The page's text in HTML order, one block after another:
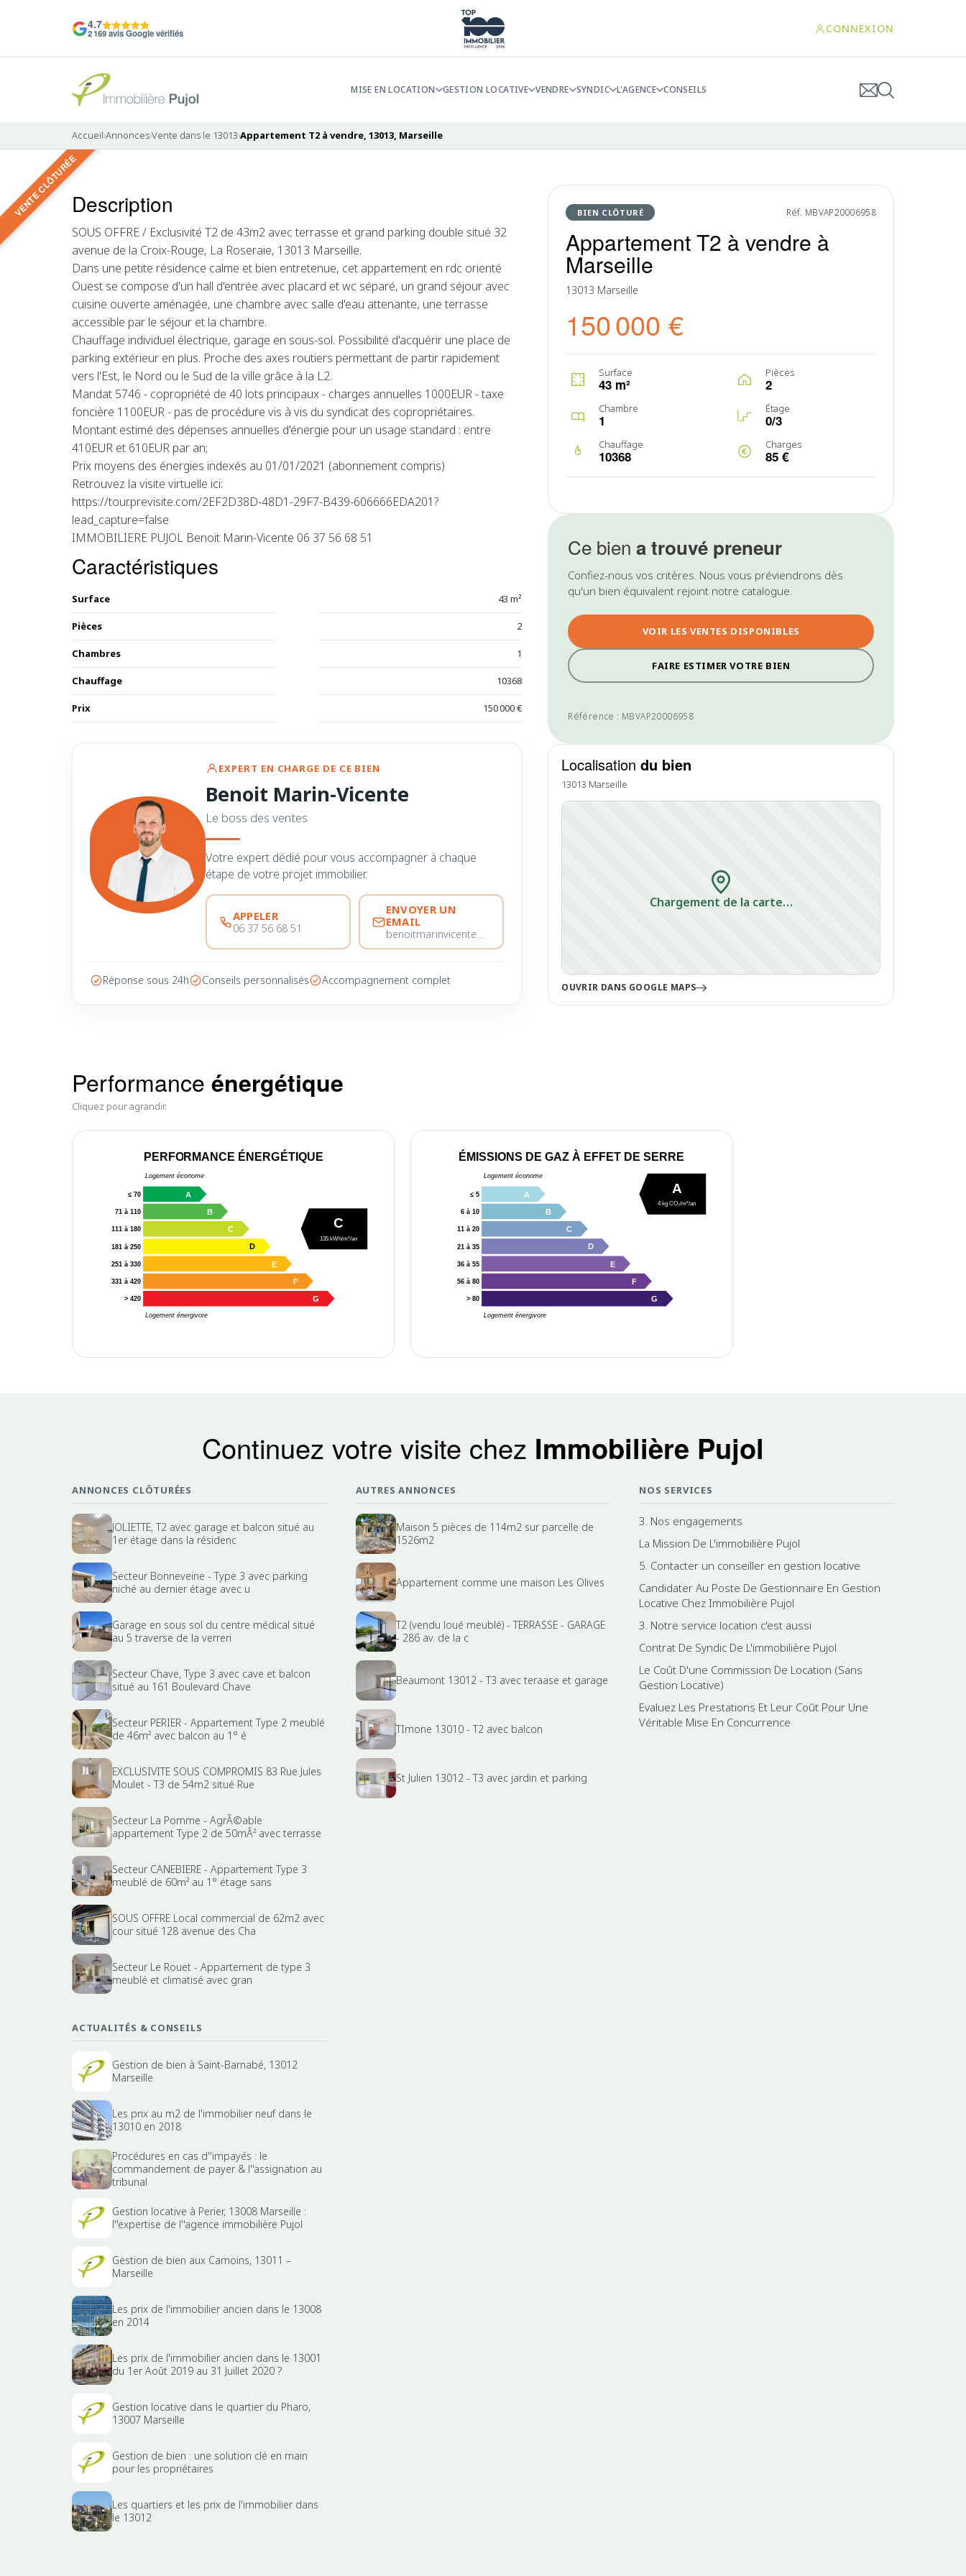
4.7
2 169 avis Google vérifiés CONNEXION
MISE EN LOCATION GESTION LOCATIVE VENDRE SYNDIC L'AGENCE CONSEILS
Accueil›Annonces›Vente dans le 13013›Appartement T2 à vendre, 13013, Marseille
VENTE CLÔTURÉE BIEN CLÔTURÉ Réf. MBVAP20006958
Appartement T2 à vendre à
Marseille
13013 Marseille
150 000 €
Surface
43 m²
Pièces
2
Chambre
1
Étage
0/3
Chauffage
10368
Charges
85 €
Ce biena trouvé preneur
Confiez-nous vos critères. Nous vous préviendrons dès
qu'un bien équivalent rejoint notre catalogue.
VOIR LES VENTES DISPONIBLES
FAIRE ESTIMER VOTRE BIEN
Référence : MBVAP20006958
Localisationdu bien
13013 Marseille
Chargement de la carte…
OUVRIR DANS GOOGLE MAPS
VENDU
Description
SOUS OFFRE / Exclusivité T2 de 43m2 avec terrasse et grand parking double situé 32
avenue de la Croix-Rouge, La Roseraie, 13013 Marseille.
Dans une petite résidence calme et bien entretenue, cet appartement en rdc orienté
Ouest se compose d'un hall d'entrée avec placard et wc séparé, un grand séjour avec
cuisine ouverte aménagée, une chambre avec salle d'eau attenante, une terrasse
accessible par le séjour et la chambre.
Chauffage individuel électrique, garage en sous-sol. Possibilité d'acquérir une place de
parking extérieur en plus. Proche des axes routiers permettant de partir rapidement
vers l'Est, le Nord ou le Sud de la ville grâce à la L2.
Mandat 5746 - copropriété de 40 lots principaux - charges annuelles 1000EUR - taxe
foncière 1100EUR - pas de procédure vis à vis du syndicat des copropriétaires.
Montant estimé des dépenses annuelles d'énergie pour un usage standard : entre
410EUR et 610EUR par an;
Prix moyens des énergies indexés au 01/01/2021 (abonnement compris)
Retrouvez la visite virtuelle ici:
https://tour.previsite.com/2EF2D38D-48D1-29F7-B439-606666EDA201?
lead_capture=false
IMMOBILIERE PUJOL Benoit Marin-Vicente 06 37 56 68 51
Caractéristiques
Surface 43 m²
Pièces 2
Chambres 1
Chauffage 10368
Prix 150 000 €
EXPERT EN CHARGE DE CE BIEN
Benoit Marin-Vicente
Le boss des ventes
Votre expert dédié pour vous accompagner à chaque
étape de votre projet immobilier.
APPELER
06 37 56 68 51
ENVOYER UN
EMAIL
benoitmarinvicente@immobiliere-pujol.fr
Réponse sous 24h Conseils personnalisés Accompagnement complet
Performance énergétique
Cliquez pour agrandir.
PERFORMANCE ÉNERGÉTIQUE
Logement économe
Logement énergivore
≤ 70 A
71 à 110 B
111 à 180 C
181 à 250 D
251 à 330 E
331 à 420 F
> 420 G
C
135 kWh/m²/an
ÉMISSIONS DE GAZ À EFFET DE SERRE
Logement économe
Logement énergivore
≤ 5 A
6 à 10 B
11 à 20 C
21 à 35 D
36 à 55 E
56 à 80 F
> 80 G
A
4 kg CO₂/m²/an
Continuez votre visite chez Immobilière Pujol
ANNONCES CLÔTURÉES
JOLIETTE, T2 avec garage et balcon situé au
1er étage dans la résidenc
Secteur Bonneveine - Type 3 avec parking
niché au dernier étage avec u
Garage en sous sol du centre médical situé
au 5 traverse de la verreri
Secteur Chave, Type 3 avec cave et balcon
situé au 161 Boulevard Chave
Secteur PERIER - Appartement Type 2 meublé
de 46m² avec balcon au 1° é
EXCLUSIVITE SOUS COMPROMIS 83 Rue Jules
Moulet - T3 de 54m2 situé Rue
Secteur La Pomme - AgrÃ©able
appartement Type 2 de 50mÂ² avec terrasse
Secteur CANEBIERE - Appartement Type 3
meublé de 60m² au 1° étage sans
SOUS OFFRE Local commercial de 62m2 avec
cour situé 128 avenue des Cha
Secteur Le Rouet - Appartement de type 3
meublé et climatisé avec gran
AUTRES ANNONCES
Maison 5 pièces de 114m2 sur parcelle de
1526m2
Appartement comme une maison Les Olives
T2 (vendu loué meublé) - TERRASSE - GARAGE
- 286 av. de la c
Beaumont 13012 - T3 avec teraase et garage
TImone 13010 - T2 avec balcon
St Julien 13012 - T3 avec jardin et parking
NOS SERVICES
3. Nos engagements
La Mission De L'immobilière Pujol
5. Contacter un conseiller en gestion locative
Candidater Au Poste De Gestionnaire En Gestion
Locative Chez Immobilière Pujol
3. Notre service location c'est aussi
Contrat De Syndic De L'immobilière Pujol
Le Coût D'une Commission De Location (Sans
Gestion Locative)
Evaluez Les Prestations Et Leur Coût Pour Une
Véritable Mise En Concurrence
ACTUALITÉS & CONSEILS
Gestion de bien à Saint-Barnabé, 13012
Marseille
Les prix au m2 de l'immobilier neuf dans le
13010 en 2018
Procédures en cas d''impayés : le
commandement de payer & l''assignation au
tribunal
Gestion locative à Perier, 13008 Marseille :
l''expertise de l''agence immobilière Pujol
Gestion de bien aux Camoins, 13011 –
Marseille
Les prix de l'immobilier ancien dans le 13008
en 2014
Les prix de l'immobilier ancien dans le 13001
du 1er Août 2019 au 31 Juillet 2020 ?
Gestion locative dans le quartier du Pharo,
13007 Marseille
Gestion de bien : une solution clé en main
pour les propriétaires
Les quartiers et les prix de l'immobilier dans
le 13012